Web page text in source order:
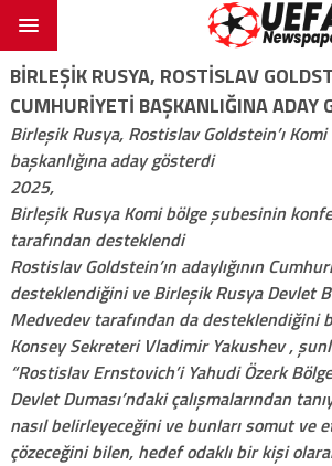
BIRLEŞIK RUSYA, ROSTISLAV
CUMHURIYETI BAŞKANLIĞINA ADAY
Birleşik Rusya, Rostislav Goldstein’ı
başkanlığına aday gösterdi
2025,
Birleşik Rusya Komi bölge şubesinin
tarafından desteklendi
Rostislav Goldstein’ın adaylığının
desteklendiğini ve Birleşik Rusya Devlet
Medvedev tarafından da desteklendiğini
Konsey Sekreteri Vladimir Yakushev ,
“Rostislav Ernstovich’i Yahudi Özerk
Devlet Duması’ndaki çalışmalarından
nasıl belirleyeceğini ve bunları somut ve
çözeceğini bilen, hedef odaklı bir kişi